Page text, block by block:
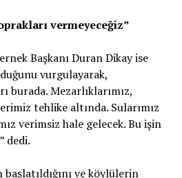
vermeyeceğiz”
Başkanı Duran Dikay ise
vurgulayarak,
burada. Mezarlıklarımız,
tehlike altında. Sularımız
verimsiz hale gelecek. Bu işin
dedi.
ve köylülerin